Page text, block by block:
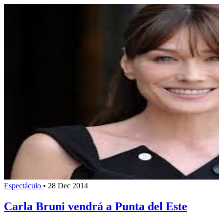
Espectáculo • 28 Dec 2014
Carla Bruni vendrá a Punta del Este